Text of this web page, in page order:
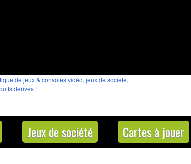
Jeux de société Cartes à jouer